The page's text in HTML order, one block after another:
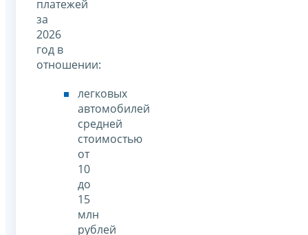
платежей
за
2026
год в
отношении:
легковых
автомобилей
средней
стоимостью
от
10
до
15
млн
рублей